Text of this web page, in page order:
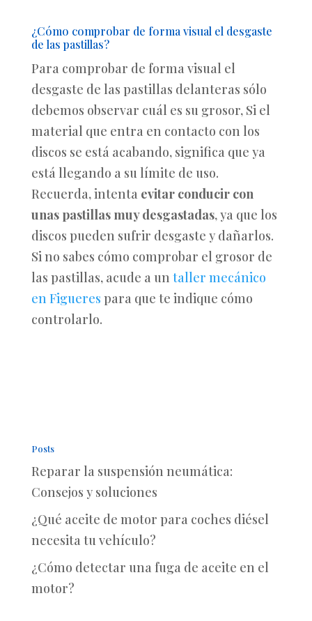
¿Cómo comprobar de forma visual el desgaste
de las pastillas?
Para comprobar de forma visual el
desgaste de las pastillas delanteras sólo
debemos observar cuál es su grosor, Si el
material que entra en contacto con los
discos se está acabando, significa que ya
está llegando a su límite de uso.
Recuerda, intenta evitar conducir con
unas pastillas muy desgastadas, ya que los
discos pueden sufrir desgaste y dañarlos.
Si no sabes cómo comprobar el grosor de
las pastillas, acude a un taller mecánico
en Figueres para que te indique cómo
controlarlo.
Posts
Reparar la suspensión neumática:
Consejos y soluciones
¿Qué aceite de motor para coches diésel
necesita tu vehículo?
¿Cómo detectar una fuga de aceite en el
motor?